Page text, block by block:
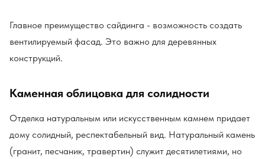
Главное преимущество сайдинга - возможность создать
вентилируемый фасад. Это важно для деревянных
конструкций.
Каменная облицовка для солидности
Отделка натуральным или искусственным камнем придает
дому солидный, респектабельный вид. Натуральный камень
(гранит, песчаник, травертин) служит десятилетиями, но